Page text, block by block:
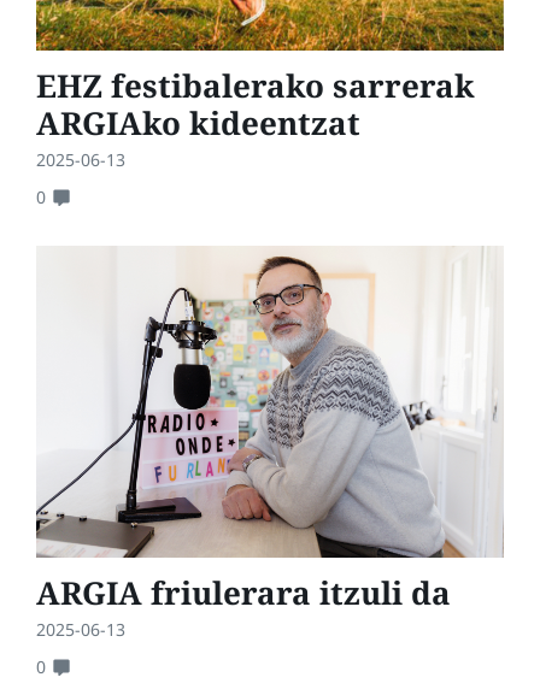
EHZ festibalerako sarrerak
ARGIAko kideentzat
2025-06-13
0
ARGIA friulerara itzuli da
2025-06-13
0